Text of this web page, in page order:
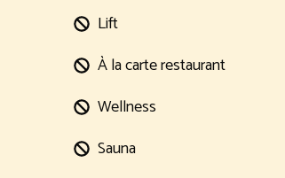
Lift
À la carte restaurant
Wellness
Sauna